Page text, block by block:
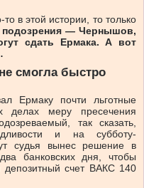
в этой истории, то только
подозрения — Чернышов,
сдать Ермака. А
вот
не смогла быстро
Ермаку почти льготные
делах меру пресечения
так сказать,
и на субботу-
судья вынес решение в
банковских дня, чтобы
депозитный счет ВАКС 140